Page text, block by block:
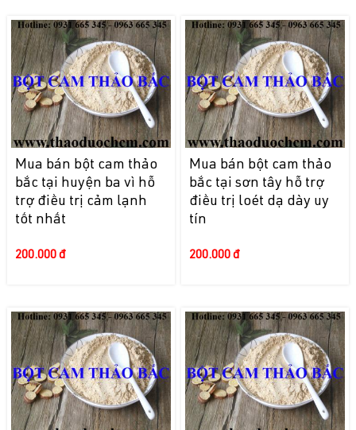
Mua bán bột cam thảo
bắc tại huyện ba vì hỗ
trợ điều trị cảm lạnh
tốt nhất
200.000 đ
Mua bán bột cam thảo
bắc tại sơn tây hỗ trợ
điều trị loét dạ dày uy
tín
200.000 đ